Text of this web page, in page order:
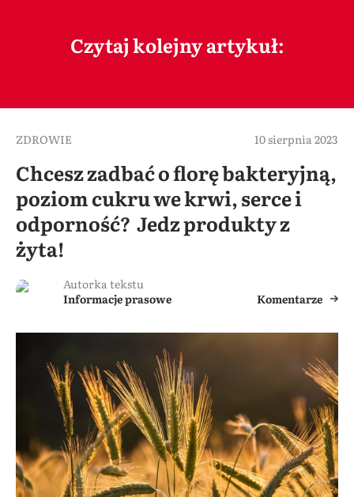
Czytaj kolejny artykuł:
ZDROWIE 10 sierpnia 2023
Chcesz zadbać o florę bakteryjną,
poziom cukru we krwi, serce i
odporność? Jedz produkty z
żyta!
Autorka tekstu
Informacje prasowe
Komentarze